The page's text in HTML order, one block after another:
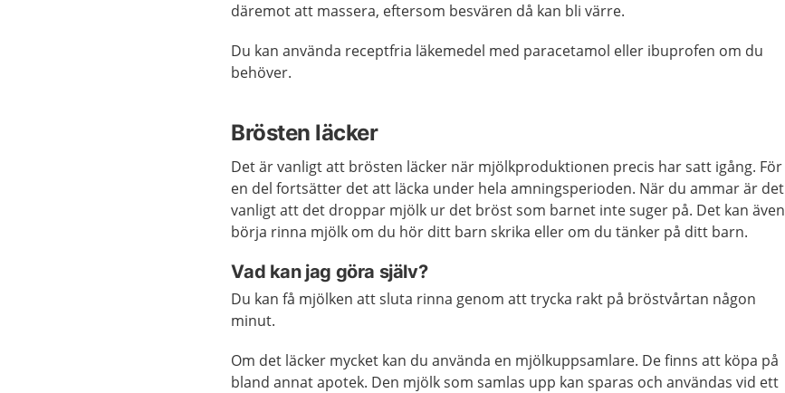
däremot att massera, eftersom besvären då kan bli värre.
Du kan använda receptfria läkemedel med paracetamol eller ibuprofen om du
behöver.
Brösten läcker
Det är vanligt att brösten läcker när mjölkproduktionen precis har satt igång. För
en del fortsätter det att läcka under hela amningsperioden. När du ammar är det
vanligt att det droppar mjölk ur det bröst som barnet inte suger på. Det kan även
börja rinna mjölk om du hör ditt barn skrika eller om du tänker på ditt barn.
Vad kan jag göra själv?
Du kan få mjölken att sluta rinna genom att trycka rakt på bröstvårtan någon
minut.
Om det läcker mycket kan du använda en mjölkuppsamlare. De finns att köpa på
bland annat apotek. Den mjölk som samlas upp kan sparas och användas vid ett